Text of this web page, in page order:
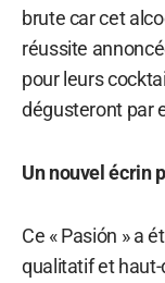
brute car cet
réussite
pour leurs
dégusteront par
Un nouvel écrin
Ce « Pasión » a
qualitatif et haut-